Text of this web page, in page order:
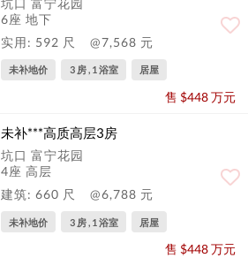
坑口 富宁花园
6座 地下
实用: 592 尺
@7,568 元
未补地价 3 房 , 1 浴室 居屋
售 $448 万元
未补***高质高层3房
坑口 富宁花园
4座 高层
建筑: 660 尺
@6,788 元
未补地价 3 房 , 1 浴室 居屋
售 $448 万元